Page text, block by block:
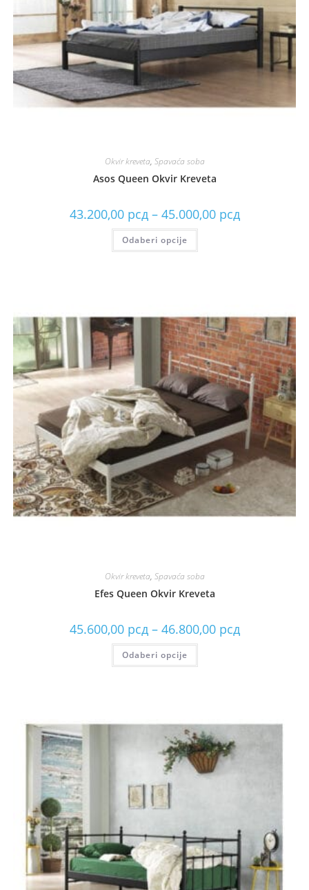
Okvir kreveta, Spavaća soba
Asos Queen Okvir Kreveta
43.200,00 рсд – 45.000,00 рсд
Odaberi opcije
Okvir kreveta, Spavaća soba
Efes Queen Okvir Kreveta
45.600,00 рсд – 46.800,00 рсд
Odaberi opcije